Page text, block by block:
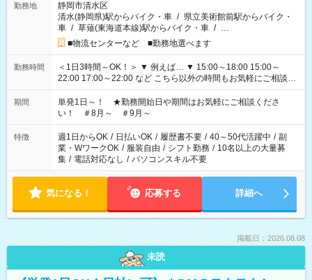
勤務地
静岡市清水区
清水(静岡県)駅からバイク・車 / 県立美術館前駅からバイク・
車 / 草薙(東海道本線)駅からバイク・車 / …
■物流センターなど ■勤務地選べます
勤務時間
＜1日3時間～OK！＞ ▼ 例えば… ▼ 15:00～18:00 15:00～
22:00 17:00～22:00 など こちら以外の時間もお気軽にご相談く
ださい！
期間
単発1日～！ ★勤務開始日や期間はお気軽にご相談くださ
い！ ＃8月～ ＃9月～
特徴 週1日からOK / 日払いOK / 履歴書不要 / 40～50代活躍中 / 副
業・WワークOK / 服装自由 / シフト勤務 / 10名以上の大量募
集 / 電話対応なし / パソコンスキル不要
気になる！ 応募する 詳細へ
掲載日：2026.08.08
未読